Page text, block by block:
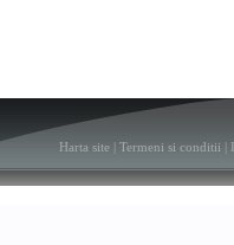
Harta site Termeni si conditii